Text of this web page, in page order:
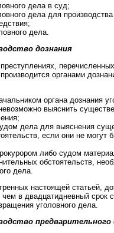
дела в суд;
дела для
дела.
дознания
органами
органа дознания
выяснить
дела для выяснения
если они не могут
либо судом
обстоятельств,
дела.
настоящей статьей,
чем в двадцатидневный срок
уголовного дела.
предварительного